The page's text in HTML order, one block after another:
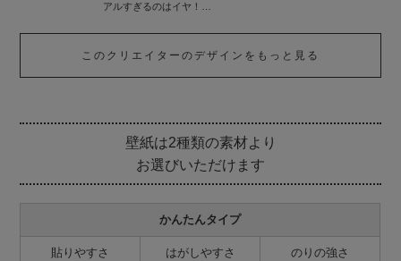
アルすぎるのはイヤ！
しいかも。
・ とにかくかわいくて、おしゃれなものを使いたい。
送れますように…
このクリエイターのデザインをもっと見る
壁紙は2種類の素材より
お選びいただけます
かんたんタイプ
貼りやすさ はがしやすさ のりの強さ